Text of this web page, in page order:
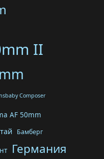
II
Composer
AF 50mm
Бамберг
Германия